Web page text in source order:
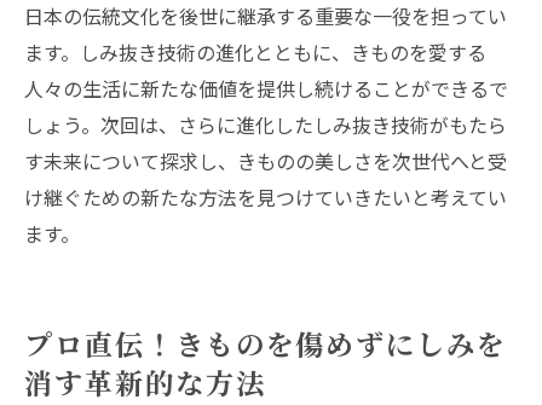
日本の伝統文化を後世に継承する重要な一役を担ってい
ます。しみ抜き技術の進化とともに、きものを愛する
人々の生活に新たな価値を提供し続けることができるで
しょう。次回は、さらに進化したしみ抜き技術がもたら
す未来について探求し、きものの美しさを次世代へと受
け継ぐための新たな方法を見つけていきたいと考えてい
ます。
プロ直伝！きものを傷めずにしみを
消す革新的な方法